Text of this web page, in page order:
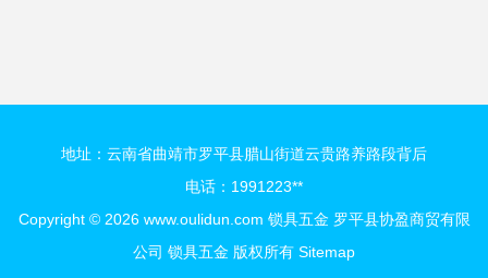
地址：云南省曲靖市罗平县腊山街道云贵路养路段背后
电话：1991223**
Copyright © 2026 www.oulidun.com 锁具五金 罗平县协盈商贸有限
公司 锁具五金 版权所有 Sitemap